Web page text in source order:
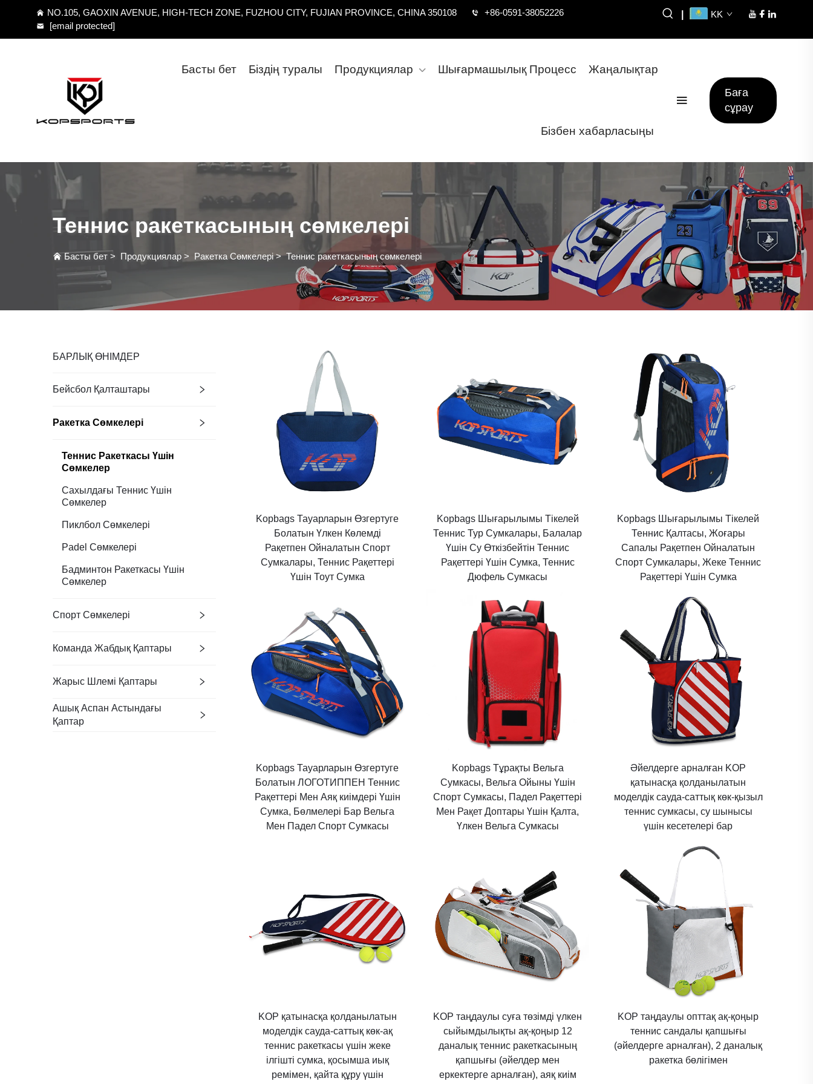
NO.105, GAOXIN AVENUE, HIGH-TECH ZONE, FUZHOU CITY, FUJIAN PROVINCE, CHINA 350108
+86-0591-38052226
[email protected]
KK
Басты бет Біздің туралы Продукциялар Шығармашылық Процесс Жаңалықтар
Бізбен хабарласыңы
Баға
сұрау
Теннис ракеткасының сөмкелері
Басты бет > Продукциялар > Ракетка Сөмкелері>Теннис ракеткасының сөмкелері
БАРЛЫҚ ӨНІМДЕР
Бейсбол Қалташтары
Ракетка Сөмкелері
Теннис Ракеткасы Үшін
Сөмкелер
Сахылдағы Теннис Үшін
Сөмкелер
Пиклбол Сөмкелері
Padel Сөмкелері
Бадминтон Ракеткасы Үшін
Сөмкелер
Спорт Сөмкелері
Команда Жабдық Қаптары
Жарыс Шлемі Қаптары
Ашық Аспан Астындағы
Қаптар
Kopbags Тауарларын Өзгертуге
Болатын Үлкен Көлемді
Рақетпен Ойналатын Спорт
Сумкалары, Теннис Рақеттері
Үшін Тоут Сумка
Kopbags Шығарылымы Тікелей
Теннис Тур Сумкалары, Балалар
Үшін Су Өткізбейтін Теннис
Рақеттері Үшін Сумка, Теннис
Дюфель Сумкасы
Kopbags Шығарылымы Тікелей
Теннис Қалтасы, Жоғары
Сапалы Рақетпен Ойналатын
Спорт Сумкалары, Жеке Теннис
Рақеттері Үшін Сумка
Kopbags Тауарларын Өзгертуге
Болатын ЛОГОТИППЕН Теннис
Рақеттері Мен Аяқ киімдері Үшін
Сумка, Бөлмелері Бар Вельга
Мен Падел Спорт Сумкасы
Kopbags Тұрақты Вельга
Сумкасы, Вельга Ойыны Үшін
Спорт Сумкасы, Падел Рақеттері
Мен Рақет Доптары Үшін Қалта,
Үлкен Вельга Сумкасы
Әйелдерге арналған KOP
қатынасқа қолданылатын
моделдік сауда-саттық көк-қызыл
теннис сумкасы, су шынысы
үшін кесетелері бар
KOP қатынасқа қолданылатын
моделдік сауда-саттық көк-ақ
теннис ракеткасы үшін жеке
ілгішті сумка, қосымша иық
ремімен, қайта құру үшін
KOP таңдаулы суға төзімді үлкен
сыйымдылықты ақ-қоңыр 12
даналық теннис ракеткасының
қапшығы (әйелдер мен
еркектерге арналған), аяқ киім
KOP таңдаулы опттақ ақ-қоңыр
теннис сандалы қапшығы
(әйелдерге арналған), 2 даналық
ракетка бөлігімен